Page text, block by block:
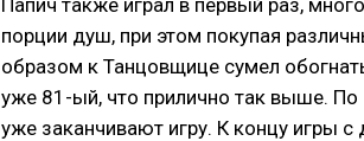
Папич также играл в первый раз,
порции душ, при этом покупая
образом к Танцовщице сумел
уже 81-ый, что прилично так выше.
уже заканчивают игру. К концу игры